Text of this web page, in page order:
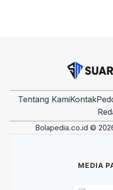
Tentang KamiKontak
Bolapedia.co.id ©
MEDIA